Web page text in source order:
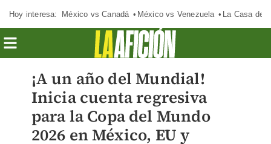
Hoy interesa: México vs Canadá México vs Venezuela La Casa de
¡A un año del Mundial!
Inicia cuenta regresiva
para la Copa del Mundo
2026 en México, EU y